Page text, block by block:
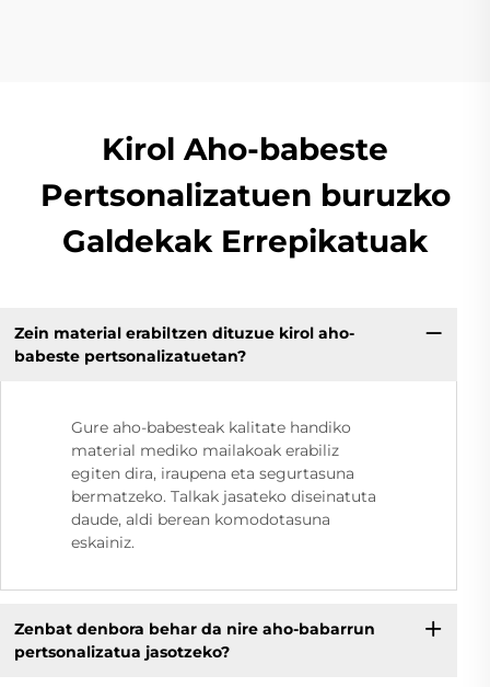
Kirol Aho-babeste
Pertsonalizatuen buruzko
Galdekak Errepikatuak
Zein material erabiltzen dituzue kirol aho-
babeste pertsonalizatuetan?
Gure aho-babesteak kalitate handiko
material mediko mailakoak erabiliz
egiten dira, iraupena eta segurtasuna
bermatzeko. Talkak jasateko diseinatuta
daude, aldi berean komodotasuna
eskainiz.
Zenbat denbora behar da nire aho-babarrun
pertsonalizatua jasotzeko?